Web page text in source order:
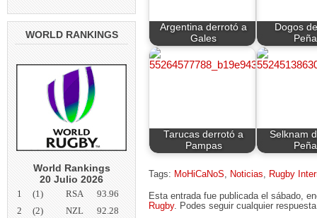
WORLD RANKINGS
World Rankings
20 Julio 2026
1 (1) RSA
93.96
2
(2) NZL 92.28
Argentina derrotó a
Gales
Dogos
Tarucas derrotó a
Pampas
Selknam
Tags: MoHiCaNoS, Noticias, Rugby
Esta entrada fue publicada el sábado,
Rugby. Podes seguir cualquier